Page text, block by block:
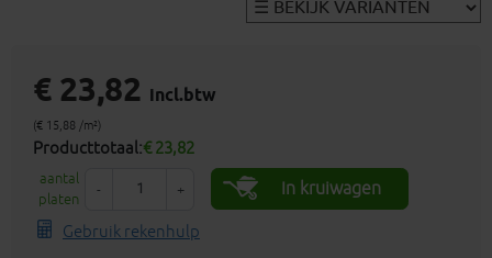
€ 23,82 incl.btw
(€ 15,88 /m²)
Producttotaal:€ 23,82
aantal
platen
- +
In kruiwagen
Gebruik rekenhulp